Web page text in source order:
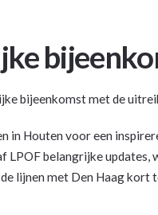
bijeenkomst met de
in Houten voor een
LPOF belangrijke
lijnen met Den Haag kort